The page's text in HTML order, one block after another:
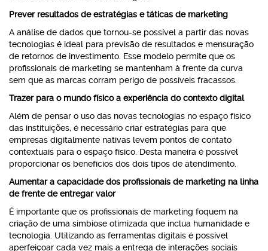
Prever resultados de estratégias e táticas de marketing
A análise de dados que tornou-se possível a partir das novas
tecnologias é ideal para previsão de resultados e mensuração
de retornos de investimento. Esse modelo permite que os
profissionais de marketing se mantenham à frente da curva
sem que as marcas corram perigo de possíveis fracassos.
Trazer para o mundo físico a experiência do contexto digital
Além de pensar o uso das novas tecnologias no espaço físico
das instituições, é necessário criar estratégias para que
empresas digitalmente nativas levem pontos de contato
contextuais para o espaço físico. Desta maneira é possível
proporcionar os benefícios dos dois tipos de atendimento.
Aumentar a capacidade dos profissionais de marketing na linha
de frente de entregar valor
É importante que os profissionais de marketing foquem na
criação de uma simbiose otimizada que inclua humanidade e
tecnologia. Utilizando as ferramentas digitais é possível
aperfeiçoar cada vez mais a entrega de interações sociais